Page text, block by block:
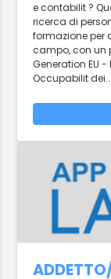
e contabilit ?
ricerca di
formazione per
campo, con un
Generation EU
Occupabilit dei...